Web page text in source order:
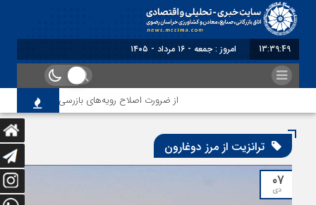
13:39:49 امروز : جمعه - ۱۶ مرداد - ۱۴۰۵
از ضرورت اصلاح رویه‌های بازرسی تا لزوم اصلاح
ترانزیت از مرز دوغارون
۰۷
دی